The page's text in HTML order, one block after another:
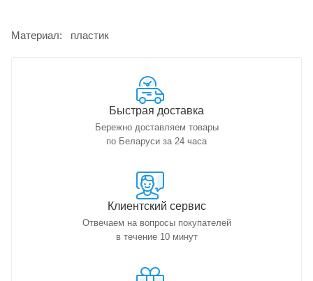
Материал: пластик
Быстрая доставка
Бережно доставляем товары
по Беларуси за 24 часа
Клиентский сервис
Отвечаем на вопросы покупателей
в течение 10 минут